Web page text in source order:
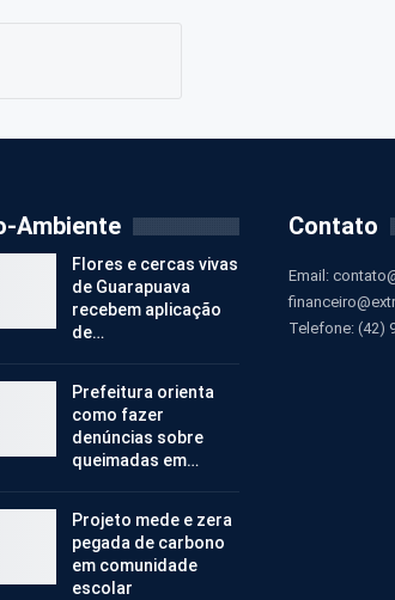
Ambiente
Flores e cercas vivas
de Guarapuava
recebem aplicação
de…
Prefeitura orienta
como fazer
denúncias sobre
queimadas em…
Projeto mede e zera
pegada de carbono
em comunidade
escolar
Contato
Email:
Telefone: (42)